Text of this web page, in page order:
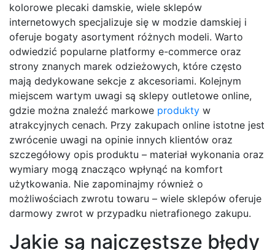
kolorowe plecaki damskie, wiele sklepów
internetowych specjalizuje się w modzie damskiej i
oferuje bogaty asortyment różnych modeli. Warto
odwiedzić popularne platformy e-commerce oraz
strony znanych marek odzieżowych, które często
mają dedykowane sekcje z akcesoriami. Kolejnym
miejscem wartym uwagi są sklepy outletowe online,
gdzie można znaleźć markowe produkty w
atrakcyjnych cenach. Przy zakupach online istotne jest
zwrócenie uwagi na opinie innych klientów oraz
szczegółowy opis produktu – materiał wykonania oraz
wymiary mogą znacząco wpłynąć na komfort
użytkowania. Nie zapominajmy również o
możliwościach zwrotu towaru – wiele sklepów oferuje
darmowy zwrot w przypadku nietrafionego zakupu.
Jakie są najczęstsze błędy